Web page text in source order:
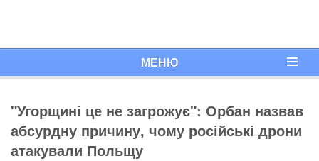
МЕНЮ
"Угорщині це не загрожує": Орбан назвав
абсурдну причину, чому російські дрони
атакували Польщу